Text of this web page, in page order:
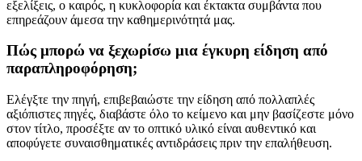
εξελίξεις, ο καιρός, η κυκλοφορία και έκτακτα συμβάντα που
επηρεάζουν άμεσα την καθημερινότητά μας.
Πώς μπορώ να ξεχωρίσω μια έγκυρη είδηση από
παραπληροφόρηση;
Ελέγξτε την πηγή, επιβεβαιώστε την είδηση από πολλαπλές
αξιόπιστες πηγές, διαβάστε όλο το κείμενο και μην βασίζεστε μόνο
στον τίτλο, προσέξτε αν το οπτικό υλικό είναι αυθεντικό και
αποφύγετε συναισθηματικές αντιδράσεις πριν την επαλήθευση.